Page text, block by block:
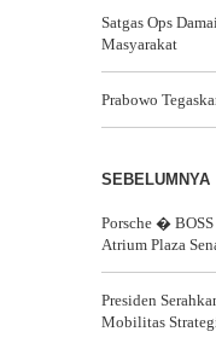
Satgas Ops
Masyarakat
Prabowo
SEBELUMNYA
Porsche �
Atrium Plaza
Presiden
Mobilitas